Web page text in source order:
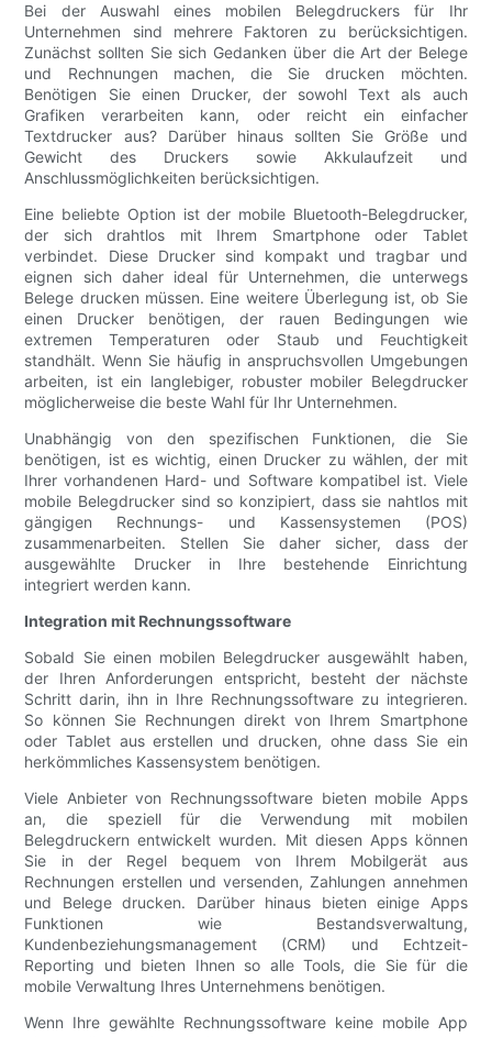
Bei der Auswahl eines mobilen Belegdruckers für Ihr
Unternehmen sind mehrere Faktoren zu berücksichtigen.
Zunächst sollten Sie sich Gedanken über die Art der Belege
und Rechnungen machen, die Sie drucken möchten.
Benötigen Sie einen Drucker, der sowohl Text als auch
Grafiken verarbeiten kann, oder reicht ein einfacher
Textdrucker aus? Darüber hinaus sollten Sie Größe und
Gewicht des Druckers sowie Akkulaufzeit und
Anschlussmöglichkeiten berücksichtigen.
Eine beliebte Option ist der mobile Bluetooth-Belegdrucker,
der sich drahtlos mit Ihrem Smartphone oder Tablet
verbindet. Diese Drucker sind kompakt und tragbar und
eignen sich daher ideal für Unternehmen, die unterwegs
Belege drucken müssen. Eine weitere Überlegung ist, ob Sie
einen Drucker benötigen, der rauen Bedingungen wie
extremen Temperaturen oder Staub und Feuchtigkeit
standhält. Wenn Sie häufig in anspruchsvollen Umgebungen
arbeiten, ist ein langlebiger, robuster mobiler Belegdrucker
möglicherweise die beste Wahl für Ihr Unternehmen.
Unabhängig von den spezifischen Funktionen, die Sie
benötigen, ist es wichtig, einen Drucker zu wählen, der mit
Ihrer vorhandenen Hard- und Software kompatibel ist. Viele
mobile Belegdrucker sind so konzipiert, dass sie nahtlos mit
gängigen Rechnungs- und Kassensystemen (POS)
zusammenarbeiten. Stellen Sie daher sicher, dass der
ausgewählte Drucker in Ihre bestehende Einrichtung
integriert werden kann.
Integration mit Rechnungssoftware
Sobald Sie einen mobilen Belegdrucker ausgewählt haben,
der Ihren Anforderungen entspricht, besteht der nächste
Schritt darin, ihn in Ihre Rechnungssoftware zu integrieren.
So können Sie Rechnungen direkt von Ihrem Smartphone
oder Tablet aus erstellen und drucken, ohne dass Sie ein
herkömmliches Kassensystem benötigen.
Viele Anbieter von Rechnungssoftware bieten mobile Apps
an, die speziell für die Verwendung mit mobilen
Belegdruckern entwickelt wurden. Mit diesen Apps können
Sie in der Regel bequem von Ihrem Mobilgerät aus
Rechnungen erstellen und versenden, Zahlungen annehmen
und Belege drucken. Darüber hinaus bieten einige Apps
Funktionen wie Bestandsverwaltung,
Kundenbeziehungsmanagement (CRM) und Echtzeit-
Reporting und bieten Ihnen so alle Tools, die Sie für die
mobile Verwaltung Ihres Unternehmens benötigen.
Wenn Ihre gewählte Rechnungssoftware keine mobile App